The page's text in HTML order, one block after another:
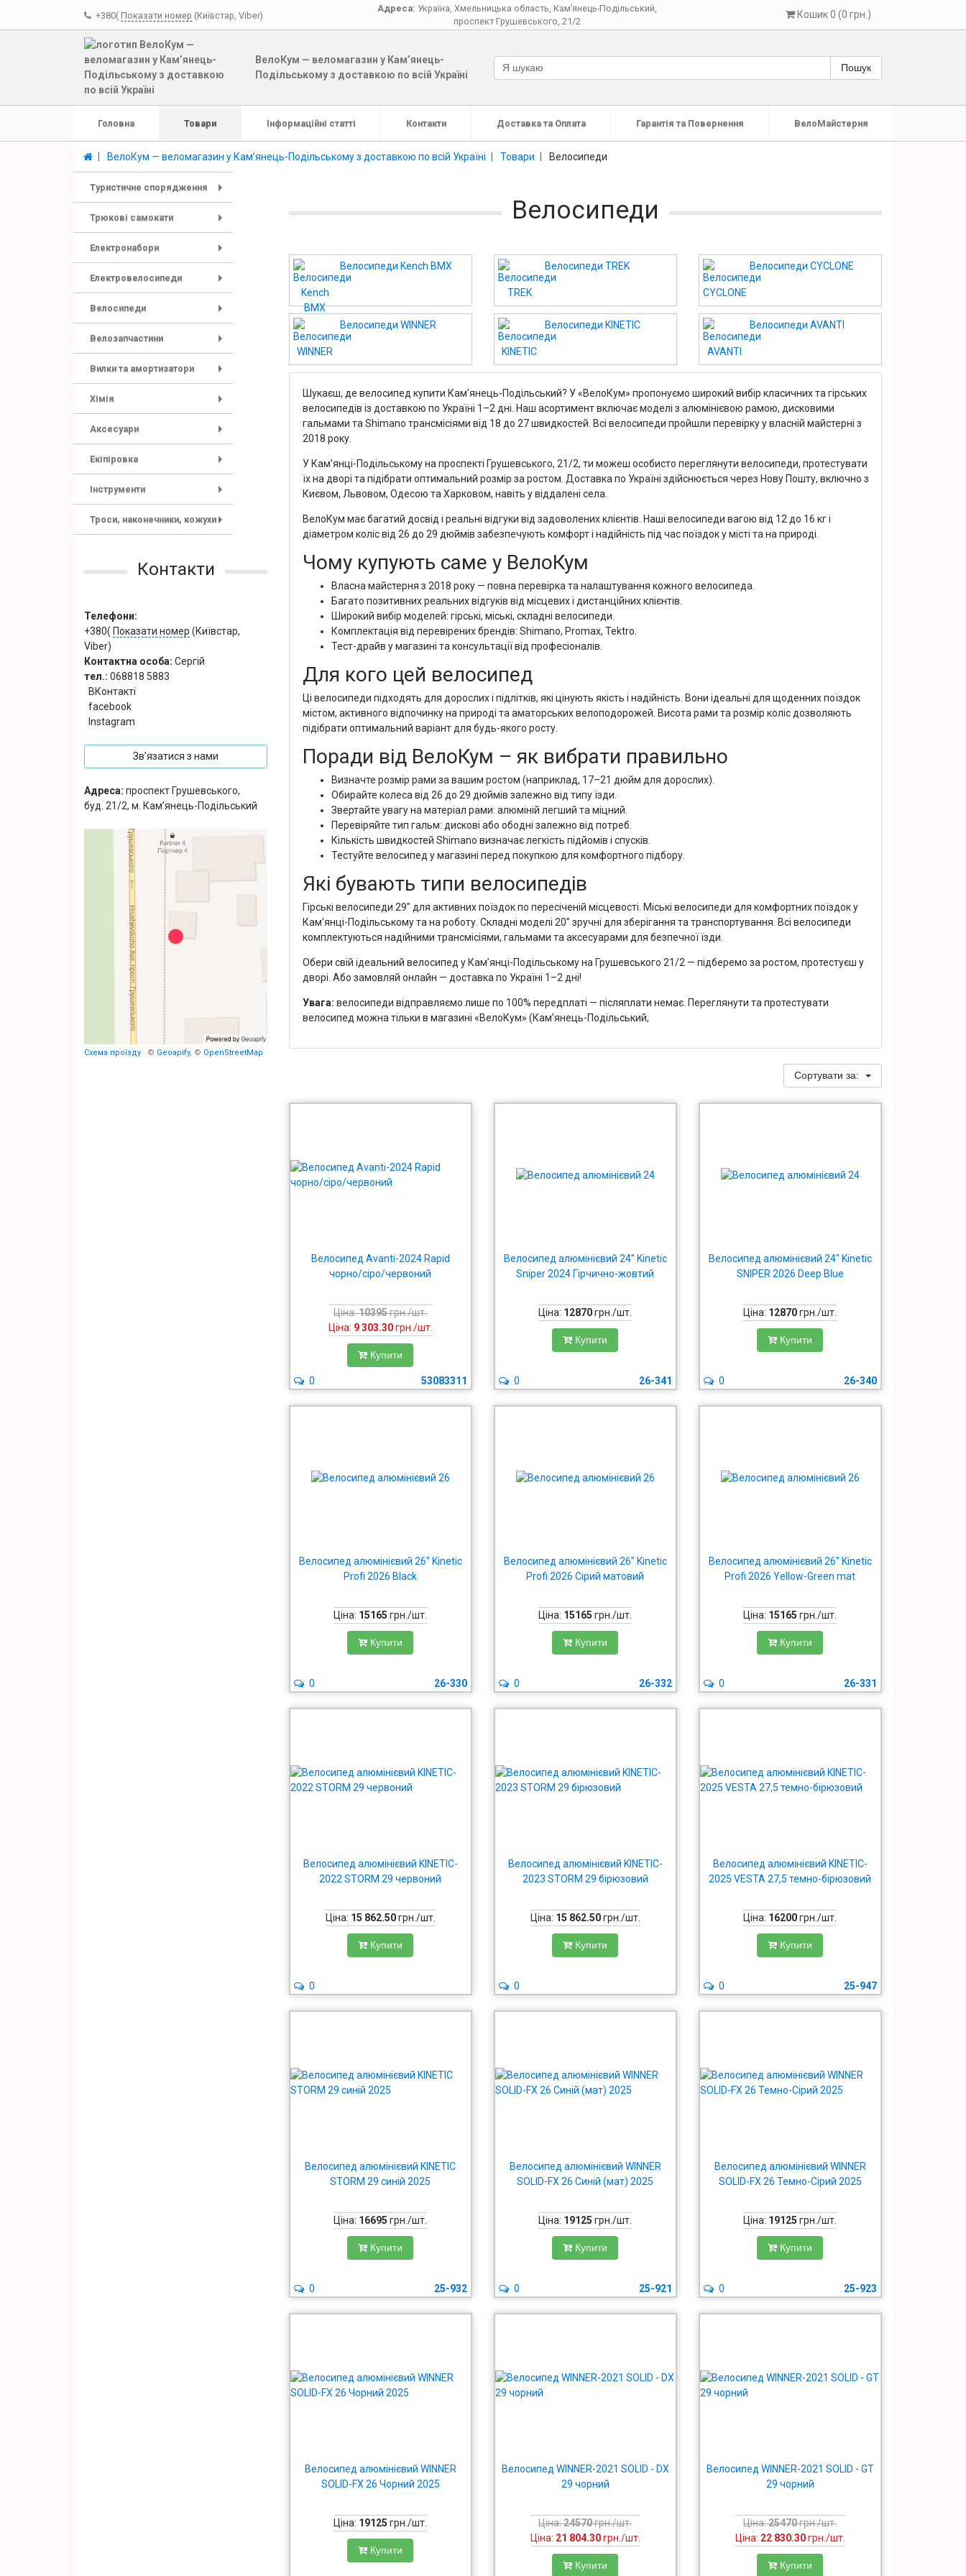
+380( Показати номер (Київстар, Viber)
Адреса: Україна Хмельницька область Кам’янець-Подільський
проспект Грушевського, 21/2
Кошик 0 (0 грн.)
ВелоКум — веломагазин у Кам’янець-
Подільському з доставкою по всій Україні
Пошук
Головна Товари Інформаційні статті Контакти Доставка та Оплата Гарантія та Повернення ВелоМайстерня
ВелоКум — веломагазин у Кам’янець-Подільському з доставкою по всій Україні Товари Велосипеди
Туристичне спорядження
Трюкові самокати
Електронабори
Електровелосипеди
Велосипеди
Велозапчастини
Вилки та амортизатори
Хімія
Аксесуари
Екіпіровка
Інструменти
Троси, наконечники, кожухи
Контакти
Телефони:
+380( Показати номер (Київстар,
Viber)
Контактна особа: Сергій
тел.: 068818 5883
ВКонтакті
facebook
Instagram
Зв’язатися з нами
Адреса: проспект Грушевського,
буд. 21/2, м. Кам’янець-Подільський
Схема проїзду · © Geoapify, © OpenStreetMap
Велосипеди
Велосипеди Kench BMX Велосипеди TREK Велосипеди CYCLONE
Велосипеди WINNER Велосипеди KINETIC Велосипеди AVANTI
Шукаєш, де велосипед купити Кам’янець-Подільський? У «ВелоКум» пропонуємо широкий вибір класичних та гірських
велосипедів із доставкою по Україні 1–2 дні. Наш асортимент включає моделі з алюмінієвою рамою, дисковими
гальмами та Shimano трансмісіями від 18 до 27 швидкостей. Всі велосипеди пройшли перевірку у власній майстерні з
2018 року.
У Кам’янці-Подільському на проспекті Грушевського, 21/2, ти можеш особисто переглянути велосипеди, протестувати
їх на дворі та підібрати оптимальний розмір за ростом. Доставка по Україні здійснюється через Нову Пошту, включно з
Києвом, Львовом, Одесою та Харковом, навіть у віддалені села.
ВелоКум має багатий досвід і реальні відгуки від задоволених клієнтів. Наші велосипеди вагою від 12 до 16 кг і
діаметром коліс від 26 до 29 дюймів забезпечують комфорт і надійність під час поїздок у місті та на природі.
Чому купують саме у ВелоКум
Власна майстерня з 2018 року — повна перевірка та налаштування кожного велосипеда.
Багато позитивних реальних відгуків від місцевих і дистанційних клієнтів.
Широкий вибір моделей: гірські, міські, складні велосипеди.
Комплектація від перевірених брендів: Shimano, Promax, Tektro.
Тест-драйв у магазині та консультації від професіоналів.
Для кого цей велосипед
Ці велосипеди підходять для дорослих і підлітків, які цінують якість і надійність. Вони ідеальні для щоденних поїздок
містом, активного відпочинку на природі та аматорських велоподорожей. Висота рами та розмір коліс дозволяють
підібрати оптимальний варіант для будь-якого росту.
Поради від ВелоКум – як вибрати правильно
Визначте розмір рами за вашим ростом (наприклад, 17–21 дюйм для дорослих).
Обирайте колеса від 26 до 29 дюймів залежно від типу їзди.
Звертайте увагу на матеріал рами: алюміній легший та міцний.
Перевіряйте тип гальм: дискові або ободні залежно від потреб.
Кількість швидкостей Shimano визначає легкість підйомів і спусків.
Тестуйте велосипед у магазині перед покупкою для комфортного підбору.
Які бувають типи велосипедів
Гірські велосипеди 29" для активних поїздок по пересіченій місцевості. Міські велосипеди для комфортних поїздок у
Кам’янці-Подільському та на роботу. Складні моделі 20" зручні для зберігання та транспортування. Всі велосипеди
комплектуються надійними трансмісіями, гальмами та аксесуарами для безпечної їзди.
Обери свій ідеальний велосипед у Кам’янці-Подільському на Грушевського 21/2 — підберемо за ростом, протестуєш у
дворі. Або замовляй онлайн — доставка по Україні 1–2 дні!
Увага: велосипеди відправляємо лише по 100% передплаті — післяплати немає. Переглянути та протестувати
велосипед можна тільки в магазині «ВелоКум» (Кам’янець-Подільський,
Сортувати за:
Велосипед Avanti-2024 Rapid
чорно/сіро/червоний
Ціна:10395грн./шт.
Ціна: 9 303.30грн./шт.
Купити
53083311
0
Велосипед алюмінієвий 24" Kinetic
Sniper 2024 Гірчично-жовтий
Ціна: 12870грн./шт.
Купити
26-341
0
Велосипед алюмінієвий 24" Kinetic
SNIPER 2026 Deep Blue
Ціна: 12870грн./шт.
Купити
26-340
0
Велосипед алюмінієвий 26" Kinetic
Profi 2026 Black
Ціна: 15165 грн./шт.
Купити
26-330
0
Велосипед алюмінієвий 26" Kinetic
Profi 2026 Сірий матовий
Ціна: 15165 грн./шт.
Купити
26-332
0
Велосипед алюмінієвий 26" Kinetic
Profi 2026 Yellow-Green mat
Ціна: 15165 грн./шт.
Купити
26-331
0
Велосипед алюмінієвий KINETIC-
2022 STORM 29 червоний
Ціна: 15 862.50грн./шт.
Купити
0
Велосипед алюмінієвий KINETIC-
2023 STORM 29 бірюзовий
Ціна: 15 862.50грн./шт.
Купити
0
Велосипед алюмінієвий KINETIC-
2025 VESTA 27,5 темно-бірюзовий
Ціна: 16200грн./шт.
Купити
25-947
0
Велосипед алюмінієвий KINETIC
STORM 29 синій 2025
Ціна: 16695 грн./шт.
Купити
25-932
0
Велосипед алюмінієвий WINNER
SOLID-FX 26 Синій (мат) 2025
Ціна: 19125 грн./шт.
Купити
25-921
0
Велосипед алюмінієвий WINNER
SOLID-FX 26 Темно-Сірий 2025
Ціна: 19125 грн./шт.
Купити
25-923
0
Велосипед алюмінієвий WINNER
SOLID-FX 26 Чорний 2025
Ціна: 19125 грн./шт.
Купити
Велосипед WINNER-2021 SOLID - DX
29 чорний
Ціна:24570грн./шт.
Ціна: 21 804.30грн./шт.
Купити
Велосипед WINNER-2021 SOLID - GT
29 чорний
Ціна:25470грн./шт.
Ціна: 22 830.30грн./шт.
Купити